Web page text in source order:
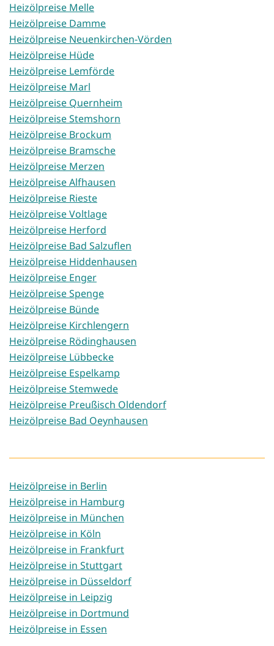
Heizölpreise Melle
Heizölpreise Damme
Heizölpreise Neuenkirchen-Vörden
Heizölpreise Hüde
Heizölpreise Lemförde
Heizölpreise Marl
Heizölpreise Quernheim
Heizölpreise Stemshorn
Heizölpreise Brockum
Heizölpreise Bramsche
Heizölpreise Merzen
Heizölpreise Alfhausen
Heizölpreise Rieste
Heizölpreise Voltlage
Heizölpreise Herford
Heizölpreise Bad Salzuflen
Heizölpreise Hiddenhausen
Heizölpreise Enger
Heizölpreise Spenge
Heizölpreise Bünde
Heizölpreise Kirchlengern
Heizölpreise Rödinghausen
Heizölpreise Lübbecke
Heizölpreise Espelkamp
Heizölpreise Stemwede
Heizölpreise Preußisch Oldendorf
Heizölpreise Bad Oeynhausen
Heizölpreise in Berlin
Heizölpreise in Hamburg
Heizölpreise in München
Heizölpreise in Köln
Heizölpreise in Frankfurt
Heizölpreise in Stuttgart
Heizölpreise in Düsseldorf
Heizölpreise in Leipzig
Heizölpreise in Dortmund
Heizölpreise in Essen